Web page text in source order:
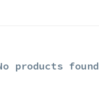
products found